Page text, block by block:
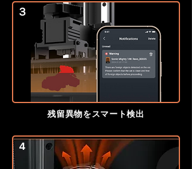
３
残留異物をスマート検出
4